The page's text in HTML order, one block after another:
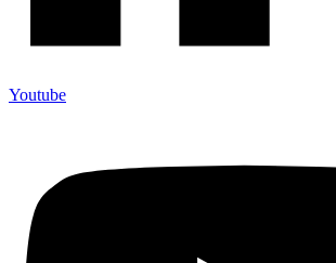
Youtube